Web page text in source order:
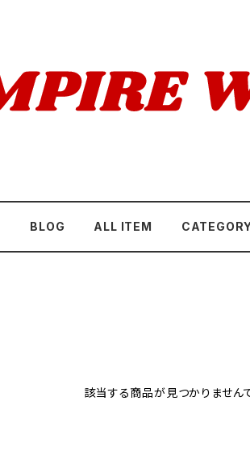
BLOG ALL ITEM
該当する商品が見つかりません